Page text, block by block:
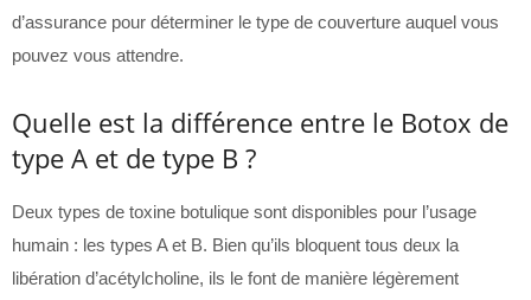
d’assurance pour déterminer le type de couverture auquel vous
pouvez vous attendre.
Quelle est la différence entre le Botox de
type A et de type B ?
Deux types de toxine botulique sont disponibles pour l’usage
humain : les types A et B. Bien qu’ils bloquent tous deux la
libération d’acétylcholine, ils le font de manière légèrement